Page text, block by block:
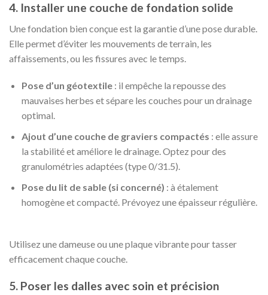
4. Installer une couche de fondation solide
Une fondation bien conçue est la garantie d’une pose durable.
Elle permet d’éviter les mouvements de terrain, les
affaissements, ou les fissures avec le temps.
Pose d’un géotextile: il empêche la repousse des
mauvaises herbes et sépare les couches pour un drainage
optimal.
Ajout d’une couche de graviers compactés : elle assure
la stabilité et améliore le drainage. Optez pour des
granulométries adaptées (type 0/31.5).
Pose du lit de sable (si concerné) : à étalement
homogène et compacté. Prévoyez une épaisseur régulière.
Utilisez une dameuse ou une plaque vibrante pour tasser
efficacement chaque couche.
5. Poser les dalles avec soin et précision